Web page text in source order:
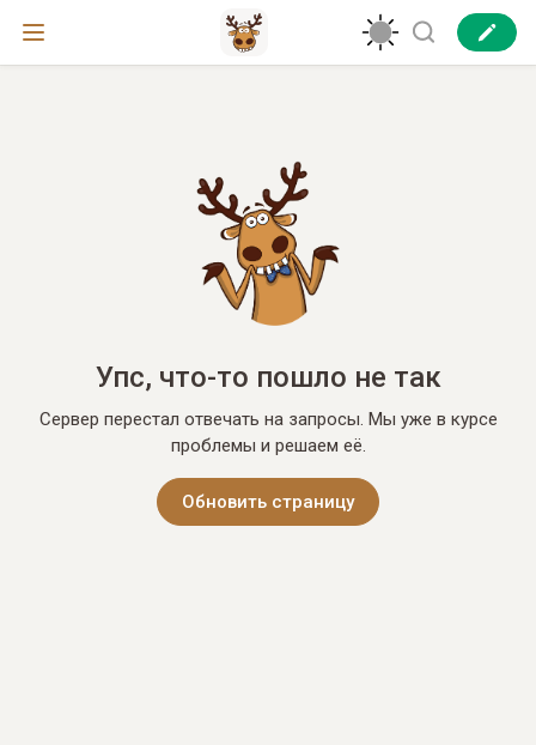
Упс, что-то пошло не так
Сервер перестал отвечать на запросы. Мы уже в курсе
проблемы и решаем её.
Обновить страницу